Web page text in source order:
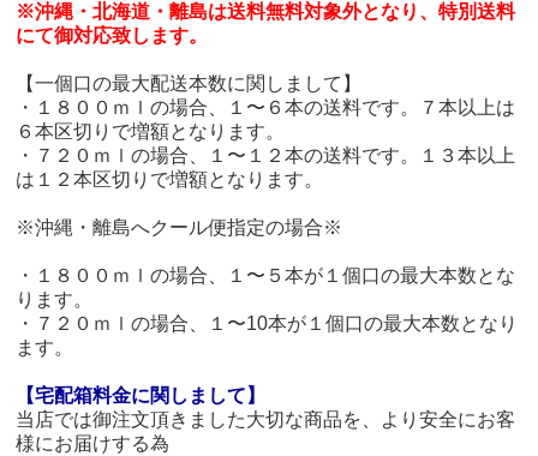
※沖縄・北海道・離島は送料無料対象外となり、特別送料
にて御対応致します。
【一個口の最大配送本数に関しまして】
・１８００ｍｌの場合、１〜６本の送料です。７本以上は
６本区切りで増額となります。
・７２０ｍｌの場合、１〜１２本の送料です。１３本以上
は１２本区切りで増額となります。
※沖縄・離島へクール便指定の場合※
・１８００ｍｌの場合、１〜５本が１個口の最大本数とな
ります。
・７２０ｍｌの場合、１〜10本が１個口の最大本数となり
ます。
【宅配箱料金に関しまして】
当店では御注文頂きました大切な商品を、より安全にお客
様にお届けする為